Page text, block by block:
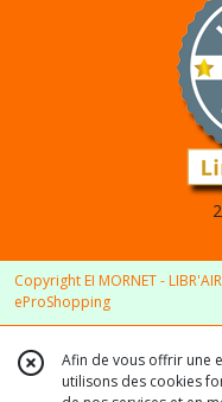
Copyright EI MORNET -
eProShopping
Afin de vous offrir une
utilisons des cookies